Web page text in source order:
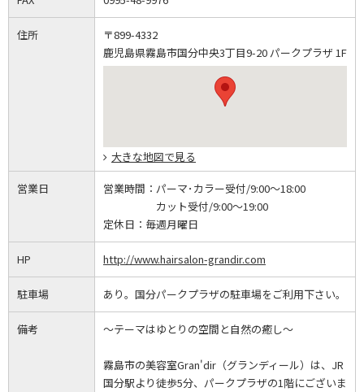
住所
〒899-4332
鹿児島県霧島市国分中央3丁目9-20 パークプラザ 1F
大きな地図で見る
営業日 営業時間： パーマ･カラー受付/9:00～18:00
カット受付/9:00～19:00
定休日： 毎週月曜日
HP http://www.hairsalon-grandir.com
駐車場 あり。国分パークプラザの駐車場をご利用下さい。
備考 ～テーマはゆとりの空間と自然の癒し～
霧島市の美容室Gran'dir（グランディール）は、JR
国分駅より徒歩5分、パークプラザの1階にございま